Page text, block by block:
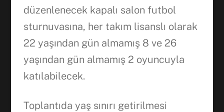
düzenlenecek kapalı salon futbol
sturnuvasına, her takım lisanslı olarak
22 yaşından gün almamış 8 ve 26
yaşından gün almamış 2 oyuncuyla
katılabilecek.
Toplantıda yaş sınırı getirilmesi